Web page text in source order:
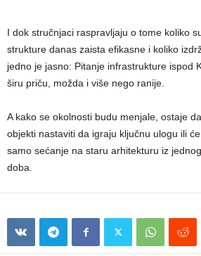
I dok stručnjaci raspravljaju o tome koliko
strukture danas zaista efikasne i koliko
jedno je jasno: Pitanje infrastrukture ispod
širu priču, možda i više nego ranije.
A kako se okolnosti budu menjale, ostaje
objekti nastaviti da igraju ključnu ulogu ili
samo sećanje na staru arhitekturu iz
doba.